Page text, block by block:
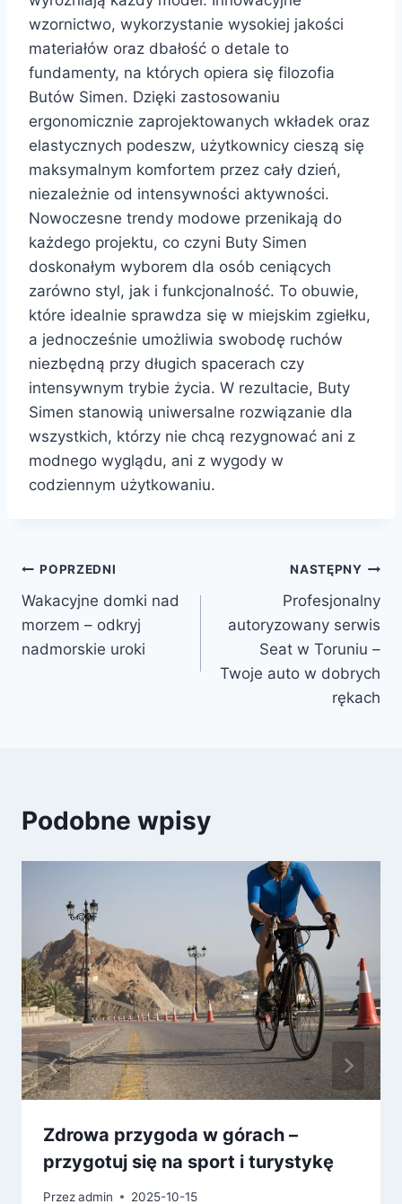
wzornictwo, wykorzystanie wysokiej jakości
materiałów oraz dbałość o detale to
fundamenty, na których opiera się filozofia
Butów Simen. Dzięki zastosowaniu
ergonomicznie zaprojektowanych wkładek oraz
elastycznych podeszw, użytkownicy cieszą się
maksymalnym komfortem przez cały dzień,
niezależnie od intensywności aktywności.
Nowoczesne trendy modowe przenikają do
każdego projektu, co czyni Buty Simen
doskonałym wyborem dla osób ceniących
zarówno styl, jak i funkcjonalność. To obuwie,
które idealnie sprawdza się w miejskim zgiełku,
a jednocześnie umożliwia swobodę ruchów
niezbędną przy długich spacerach czy
intensywnym trybie życia. W rezultacie, Buty
Simen stanowią uniwersalne rozwiązanie dla
wszystkich, którzy nie chcą rezygnować ani z
modnego wyglądu, ani z wygody w
codziennym użytkowaniu.
Nawigacja
wpisu
POPRZEDNI
Wakacyjne domki nad
morzem – odkryj
nadmorskie uroki
NASTĘPNY
Profesjonalny
autoryzowany serwis
Seat w Toruniu –
Twoje auto w dobrych
rękach
Podobne wpisy
Zdrowa przygoda w górach –
przygotuj się na sport i turystykę
Przezadmin 2025-10-15